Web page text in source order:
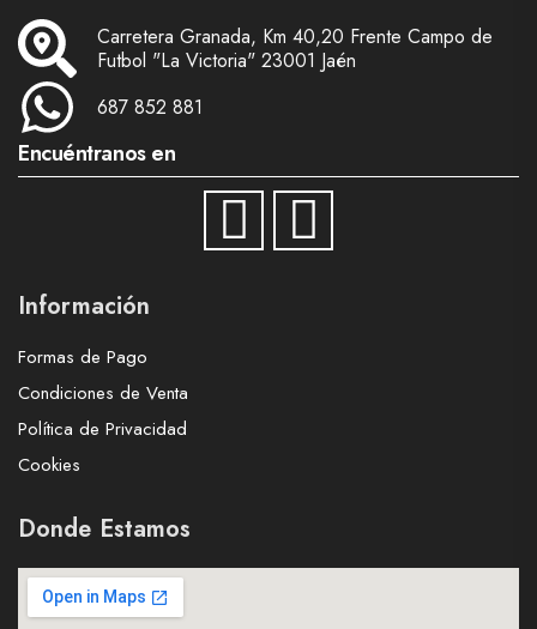
Carretera Granada, Km 40,20 Frente Campo de
Futbol "La Victoria" 23001 Jaén
687 852 881
Encuéntranos en
Información
Formas de Pago
Condiciones de Venta
Política de Privacidad
Cookies
Donde Estamos